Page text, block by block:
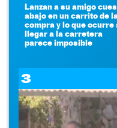
Lanzan a su amigo
abajo en un carrito de
compra y lo que ocurre
llegar a la carretera
parece imposible
3